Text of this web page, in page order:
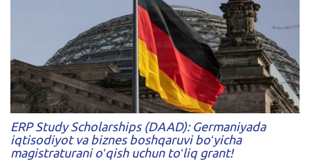
ERP Study Scholarships (DAAD): Germaniyada
iqtisodiyot va biznes boshqaruvi boʻyicha
magistraturani oʻqish uchun toʻliq grant!